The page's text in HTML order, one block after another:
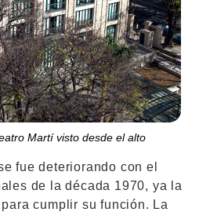
Martí visto desde el alto
fue deteriorando con el
de la década 1970, ya la
cumplir su función. La